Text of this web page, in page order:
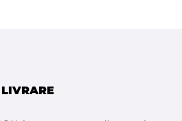
trage cu benzi de hartie (nu se trage
LIVRARE